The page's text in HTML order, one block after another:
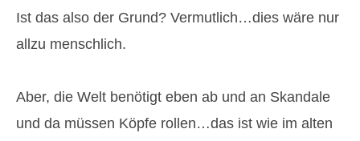
Ist das also der Grund? Vermutlich…dies wäre nur
allzu menschlich.
Aber, die Welt benötigt eben ab und an Skandale
und da müssen Köpfe rollen…das ist wie im alten